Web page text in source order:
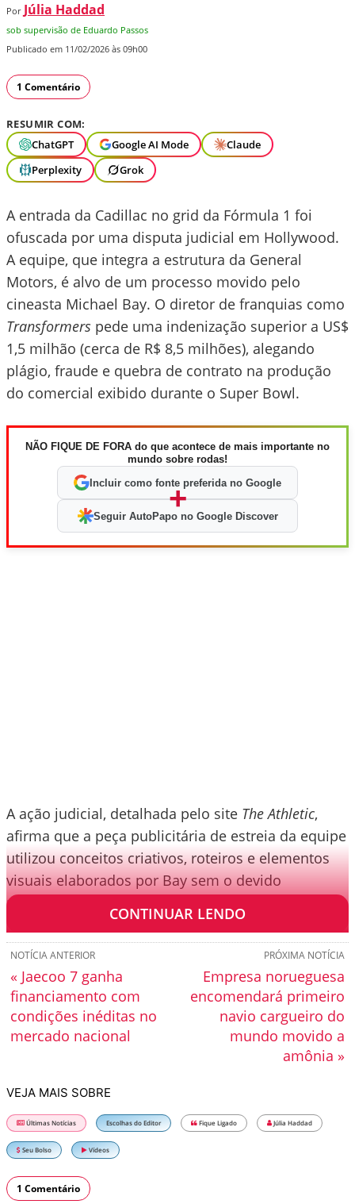
Por Júlia Haddad
sob supervisão de Eduardo Passos
Publicado em 11/02/2026 às 09h00
1 Comentário
RESUMIR COM:
ChatGPT
Google AI Mode
Claude
Perplexity
Grok
A entrada da Cadillac no grid da Fórmula 1 foi
ofuscada por uma disputa judicial em Hollywood.
A equipe, que integra a estrutura da General
Motors, é alvo de um processo movido pelo
cineasta Michael Bay. O diretor de franquias como
Transformers pede uma indenização superior a US$
1,5 milhão (cerca de R$ 8,5 milhões), alegando
plágio, fraude e quebra de contrato na produção
do comercial exibido durante o Super Bowl.
NÃO FIQUE DE FORA do que acontece de mais importante no
mundo sobre rodas!
Incluir como fonte preferida no Google
+
Seguir AutoPapo no Google Discover
A ação judicial, detalhada pelo site The Athletic,
afirma que a peça publicitária de estreia da equipe
utilizou conceitos criativos, roteiros e elementos
visuais elaborados por Bay sem o devido
pagamento ou crédito.
CONTINUAR LENDO
PRÓXIMA NOTÍCIA
Empresa norueguesa
encomendará primeiro
navio cargueiro do
mundo movido a
amônia »
NOTÍCIA ANTERIOR
« Jaecoo 7 ganha
financiamento com
condições inéditas no
mercado nacional
VEJA MAIS SOBRE
Últimas Notícias Escolhas do Editor Fique Ligado Júlia Haddad
Seu Bolso Vídeos
1 Comentário